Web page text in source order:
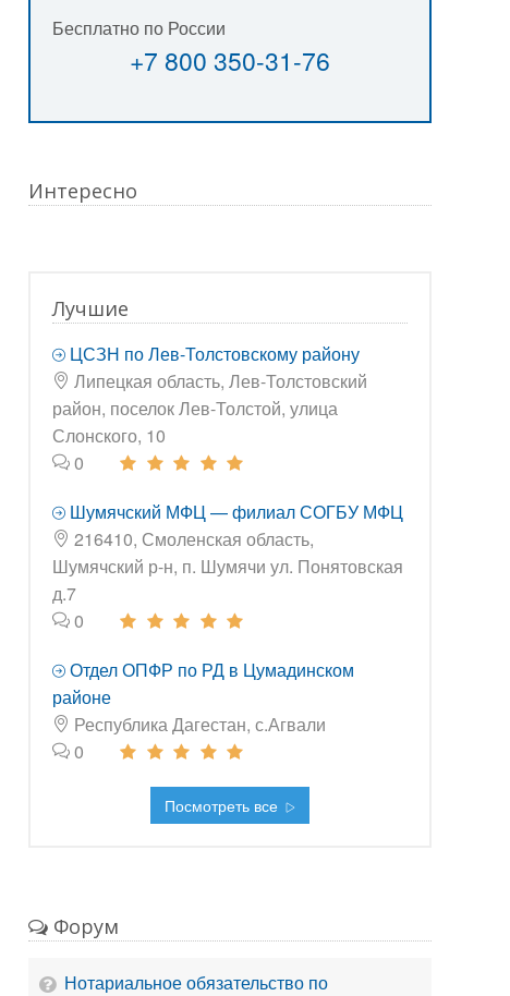
Бесплатно по России
+7 800 350-31-76
Интересно
Лучшие
ЦСЗН по Лев-Толстовскому району
Липецкая область, Лев-Толстовский
район, поселок Лев-Толстой, улица
Слонского, 10
0
Шумячский МФЦ — филиал СОГБУ МФЦ
216410, Смоленская область,
Шумячский р-н, п. Шумячи ул. Понятовская
д.7
0
Отдел ОПФР по РД в Цумадинском
районе
Республика Дагестан, с.Агвали
0
Посмотреть все
Форум
Нотариальное обязательство по